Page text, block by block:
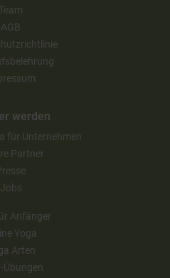
AGB
werden
für Unternehmen
Partner
Jobs
Anfänger
Yoga
Arten
Übungen